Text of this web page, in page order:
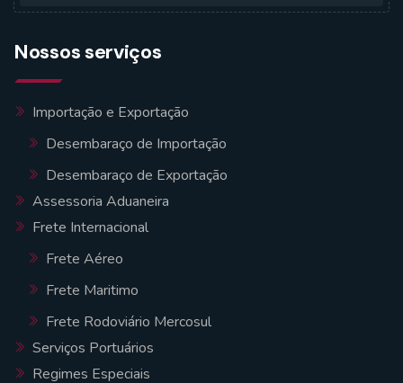
Nossos serviços
Importação e Exportação
Desembaraço de Importação
Desembaraço de Exportação
Assessoria Aduaneira
Frete Internacional
Frete Aéreo
Frete Maritimo
Frete Rodoviário Mercosul
Serviços Portuários
Regimes Especiais